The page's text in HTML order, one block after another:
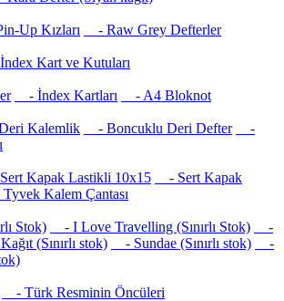
Up Kızları
- Raw Grey Defterler
Kart ve Kutuları
- İndex Kartları
- A4 Bloknot
Kalemlik - Boncuklu Deri Defter
-
Kapak Lastikli 10x15
- Sert Kapak
Kalem Çantası
Stok)
- I Love Travelling (Sınırlı Stok)
-
(Sınırlı stok)
- Sundae (Sınırlı stok)
-
- Türk Resminin Öncüleri